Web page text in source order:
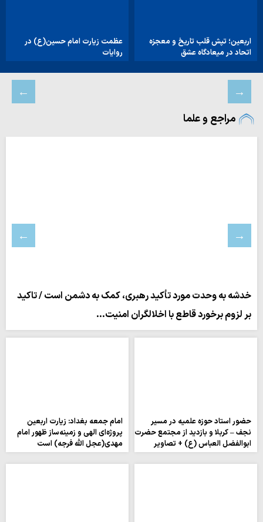
اربعین؛ تپش قلب تاریخ و معجزه
اتحاد در میعادگاه عشق
عظمت زیارت امام حسین(ع) در
روایات
مراجع و علما
خدشه به وحدت مورد تأکید رهبری، کمک به دشمن است / تاکید
بر لزوم برخورد قاطع با اخلالگران امنیت…
حضور استاد حوزه علمیه در مسیر
نجف – کربلا و بازدید از مجتمع حضرت
ابوالفضل العباس (ع) + تصاویر
امام جمعه بغداد: زیارت اربعین
پروژه‌ای الهی و زمینه‌ساز ظهور امام
مهدی(عجل الله فرجه) است